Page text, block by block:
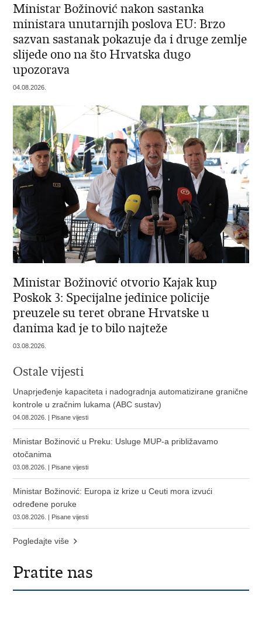
Ministar Božinović nakon sastanka
ministara unutarnjih poslova EU: Brzo
sazvan sastanak pokazuje da i druge zemlje
slijede ono na što Hrvatska dugo
upozorava
04.08.2026.
Ministar Božinović otvorio Kajak kup
Poskok 3: Specijalne jedinice policije
preuzele su teret obrane Hrvatske u
danima kad je to bilo najteže
03.08.2026.
Ostale vijesti
Unaprjeđenje kapaciteta i nadogradnja automatizirane granične
kontrole u zračnim lukama (ABC sustav)
04.08.2026. | Pisane vijesti
Ministar Božinović u Preku: Usluge MUP-a približavamo
otočanima
03.08.2026. | Pisane vijesti
Ministar Božinović: Europa iz krize u Ceuti mora izvući
određene poruke
03.08.2026. | Pisane vijesti
Pogledajte više
Pratite nas